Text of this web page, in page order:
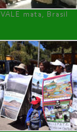
VALE mata, Brasil